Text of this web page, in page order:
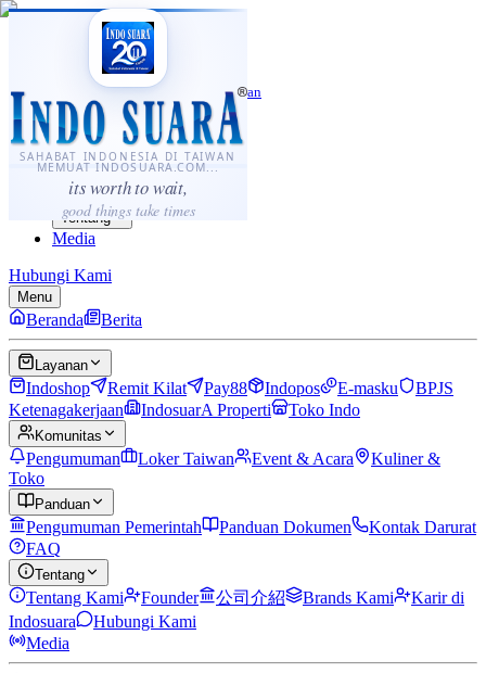
SAHABAT INDONESIA DI TAIWAN
MEMUAT INDOSUARA.COM...
its worth to wait,
good things take times
·...
⌘K
Sahabat Indonesia di Taiwan
Berita
Layanan
Komunitas
Panduan
Tentang
Media
Hubungi Kami
Menu
Beranda Berita
Layanan
Indoshop Remit Kilat Pay88 Indopos E-masku
BPJS
Ketenagakerjaan
IndosuarA Properti Toko Indo
Komunitas
Pengumuman Loker Taiwan Event & Acara
Kuliner &
Toko
Panduan
Pengumuman Pemerintah Panduan Dokumen
Kontak Darurat
FAQ
Tentang
Tentang Kami Founder 公司介紹 Brands Kami
Karir di
Indosuara
Hubungi Kami
Media